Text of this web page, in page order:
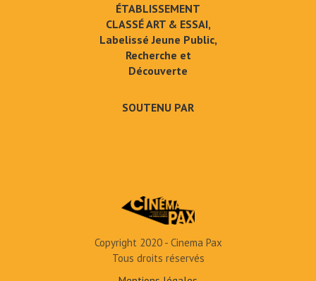
ÉTABLISSEMENT
CLASSÉ ART & ESSAI,
Labelissé Jeune Public,
Recherche et
Découverte
SOUTENU PAR
Copyright 2020 - Cinema Pax
Tous droits réservés